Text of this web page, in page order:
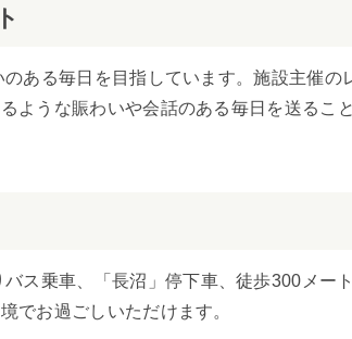
ある毎日を目指しています。施設主催の
ような賑わいや会話のある毎日を送るこ
ス乗車、「長沼」停下車、徒歩300メー
でお過ごしいただけます。